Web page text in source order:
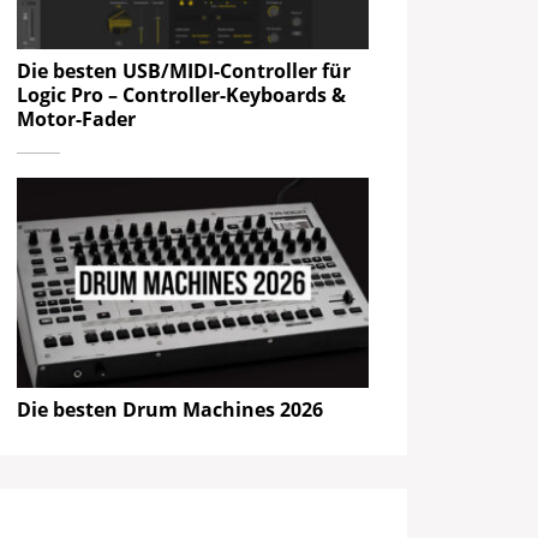
Die besten USB/MIDI-Controller für
Logic Pro – Controller-Keyboards &
Motor-Fader
Die besten Drum Machines 2026